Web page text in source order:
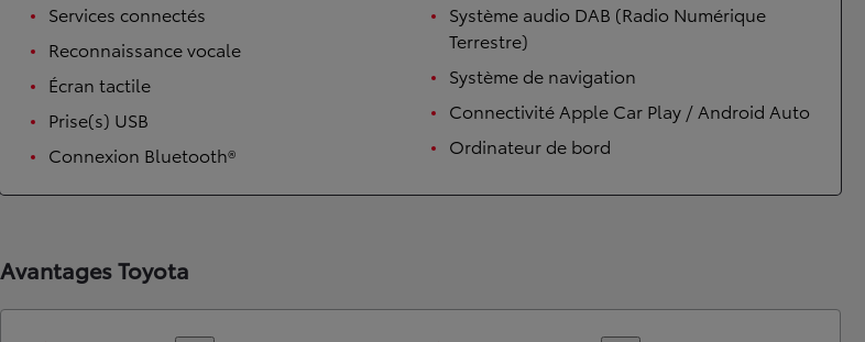
TOYOTA C-HR
HYBRIDE OU HYBRIDE RECHARGEABLE
Disponible rapidement
Services connectés
Reconnaissance vocale
Écran tactile
Prise(s) USB
Connexion Bluetooth®
Système audio DAB (Radio Numérique
Terrestre)
Système de navigation
Connectivité Apple Car Play / Android Auto
Ordinateur de bord
Avantages Toyota